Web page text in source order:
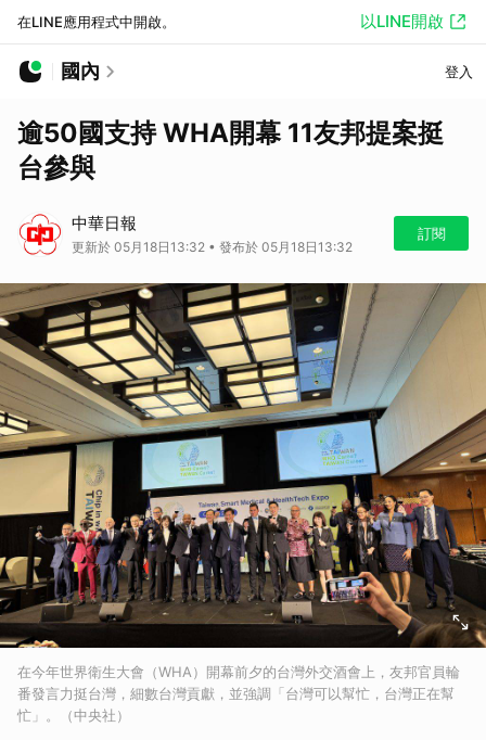
在LINE應用程式中開啟。 以LINE開啟
國內 登入
逾50國支持 WHA開幕 11友邦提案挺
台參與
中華日報
更新於 05月18日13:32 • 發布於 05月18日13:32
訂閱
在今年世界衛生大會（WHA）開幕前夕的台灣外交酒會上，友邦官員輪
番發言力挺台灣，細數台灣貢獻，並強調「台灣可以幫忙，台灣正在幫
忙」。（中央社）